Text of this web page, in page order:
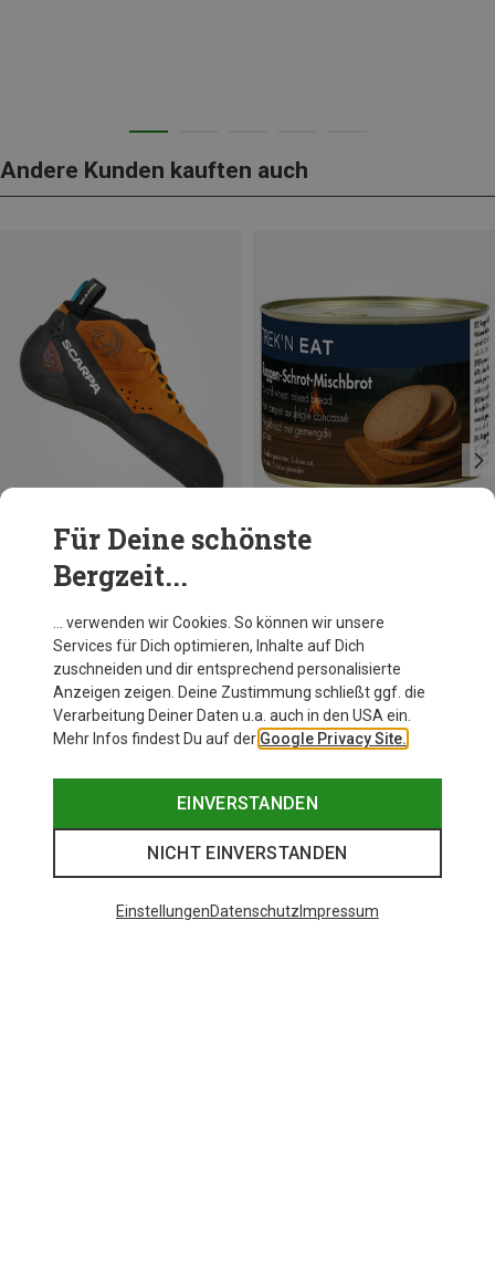
Andere Kunden kauften auch
Herren Generator Mid Kletterschuhe
199,95 €
42.5
Für Deine schönste
Bergzeit...
… verwenden wir Cookies. So können wir unsere
Services für Dich optimieren, Inhalte auf Dich
zuschneiden und dir entsprechend personalisierte
Anzeigen zeigen. Deine Zustimmung schließt ggf. die
Verarbeitung Deiner Daten u.a. auch in den USA ein.
Mehr Infos findest Du auf der Google Privacy Site.
EINVERSTANDEN
NICHT EINVERSTANDEN
EinstellungenDatenschutz Impressum